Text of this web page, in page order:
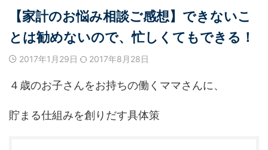
【家計のお悩み相談ご感想】できないこ
とは勧めないので、忙しくてもできる！
2017年1月29日 2017年8月28日
４歳のお子さんをお持ちの働くママさんに、
貯まる仕組みを創りだす具体策